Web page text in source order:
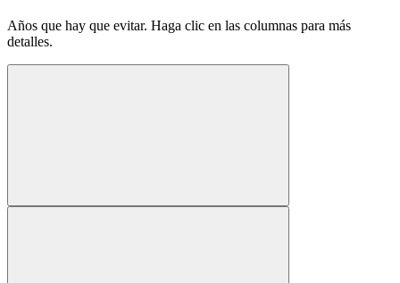
Años que hay que evitar. Haga clic en las columnas para más
detalles.